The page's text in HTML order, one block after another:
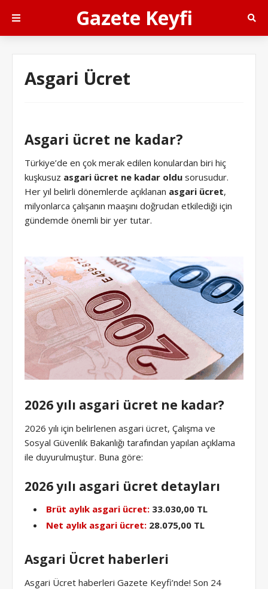
Gazete Keyfi
Asgari Ücret
Asgari ücret ne kadar?
Türkiye’de en çok merak edilen konulardan biri hiç
kuşkusuz asgari ücret ne kadar oldu sorusudur.
Her yıl belirli dönemlerde açıklanan asgari ücret,
milyonlarca çalışanın maaşını doğrudan etkilediği için
gündemde önemli bir yer tutar.
2026 yılı asgari ücret ne kadar?
2026 yılı için belirlenen asgari ücret, Çalışma ve
Sosyal Güvenlik Bakanlığı tarafından yapılan açıklama
ile duyurulmuştur. Buna göre:
2026 yılı asgari ücret detayları
Brüt aylık asgari ücret: 33.030,00 TL
Net aylık asgari ücret: 28.075,00 TL
Asgari Ücret haberleri
Asgari Ücret haberleri Gazete Keyfi’nde! Son 24